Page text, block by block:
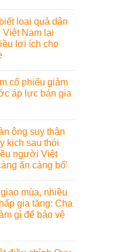
loại quả dân
Việt Nam lại
lợi ích cho
cổ phiếu giảm
áp lực bán gia
ông suy thận
kịch sau thói
người Việt
ăn càng bổ’
mùa, nhiều
gia tăng: Cha
gì để bảo vệ